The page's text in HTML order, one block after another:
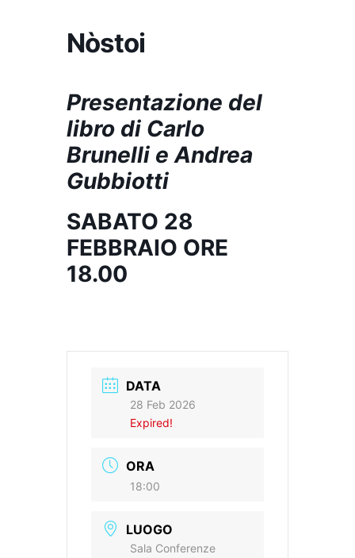
Nòstoi
Presentazione del
libro di Carlo
Brunelli e Andrea
Gubbiotti
SABATO 28
FEBBRAIO ORE
18.00
DATA
28 Feb 2026
Expired!
ORA
18:00
LUOGO
Sala Conferenze